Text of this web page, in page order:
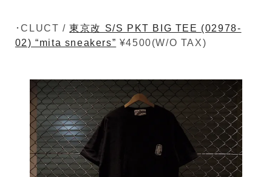
･CLUCT /東京改 S/S PKT BIG TEE (02978-
02) “mita sneakers” ¥4500(W/O TAX)